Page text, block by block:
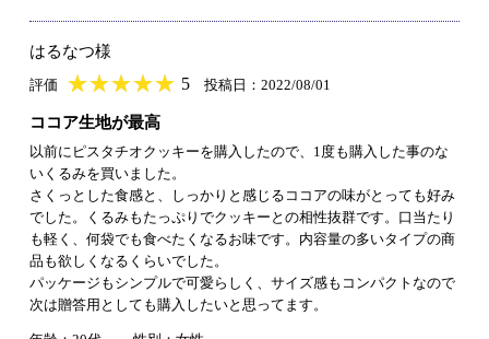
はるなつ様
評価 ★★★★★
★★★★★ 5 投稿日：2022/08/01
ココア生地が最高
以前にピスタチオクッキーを購入したので、1度も購入した事のな
いくるみを買いました。
さくっとした食感と、しっかりと感じるココアの味がとっても好み
でした。くるみもたっぷりでクッキーとの相性抜群です。口当たり
も軽く、何袋でも食べたくなるお味です。内容量の多いタイプの商
品も欲しくなるくらいでした。
パッケージもシンプルで可愛らしく、サイズ感もコンパクトなので
次は贈答用としても購入したいと思ってます。